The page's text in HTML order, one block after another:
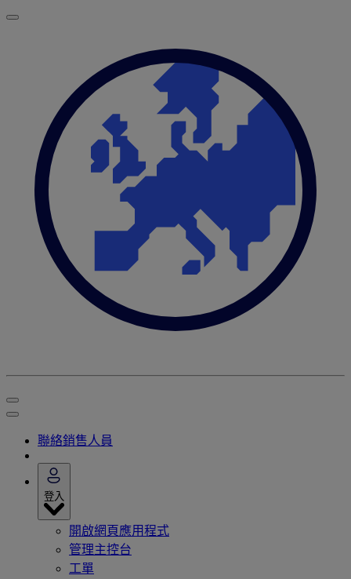
聯絡銷售人員
登入
開啟網頁應用程式
管理主控台
工單